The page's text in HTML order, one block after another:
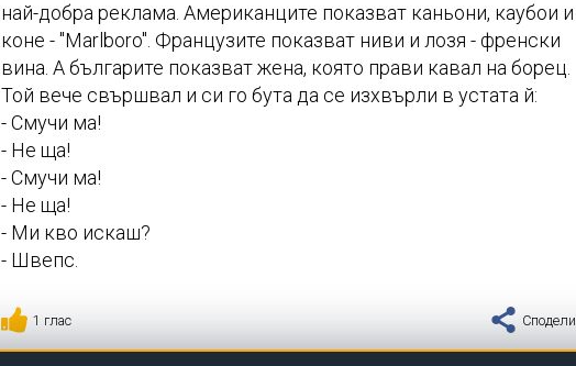
най-добра реклама. Американците показват каньони, каубои и
коне - "Marlboro". Французите показват ниви и лозя - френски
вина. А българите показват жена, която прави кавал на борец.
Той вече свършвал и си го бута да се изхвърли в устата й:
- Смучи ма!
- Не ща!
- Смучи ма!
- Не ща!
- Ми кво искаш?
- Швепс.
1 глас Сподели